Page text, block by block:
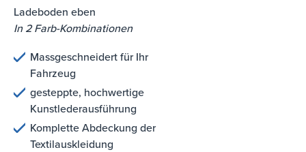
Ladeboden eben
In 2 Farb-Kombinationen
Massgeschneidert für Ihr
Fahrzeug
gesteppte, hochwertige
Kunstlederausführung
Komplette Abdeckung der
Textilauskleidung